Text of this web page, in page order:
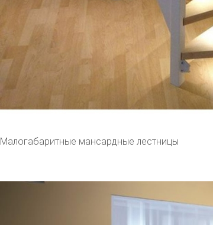
Малогабаритные мансардные лестницы